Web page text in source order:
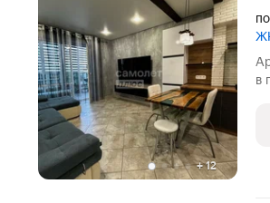
+12
Арт.
в